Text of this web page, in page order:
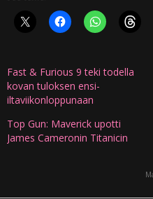
Fast & Furious 9 teki todella
kovan tuloksen ensi-
iltaviikonloppunaan
Top Gun: Maverick upotti
James Cameronin Titanicin